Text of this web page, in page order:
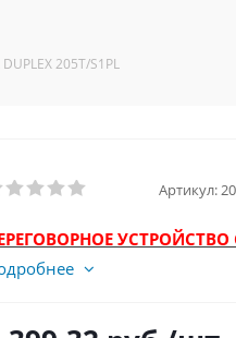
205T/S1PL
Артикул:
УСТРОЙСТВО